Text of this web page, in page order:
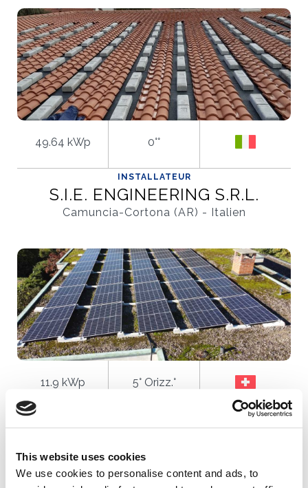
This website uses cookies
We use cookies to personalise content and ads, to
49.64 kWp 0°°
INSTALLATEUR
S.I.E. ENGINEERING S.R.L.
Camuncia-Cortona (AR) - Italien
11.9 kWp 5° Orizz.°
SB Energetica SA
Bioggo - Schweiz